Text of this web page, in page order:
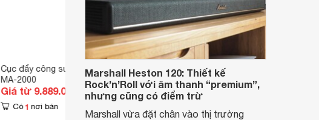
Cục đẩy công suất Paramax
MA-2000
Giá từ 9.889.000 đ
Có 1 nơi bán
Amply - Amplifier Paramax MK-
A2000
Giá từ 6.188.000 đ
Marshall Heston 120: Thiết kế
Rock’n’Roll với âm thanh “premium”,
nhưng cũng có điểm trừ
Marshall vừa đặt chân vào thị trường